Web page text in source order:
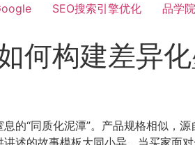
SEO搜索引擎优化 品学院
何构建差异
的“同质化泥潭”。产品规格相似，
述的故事模板大同小异。当买家面